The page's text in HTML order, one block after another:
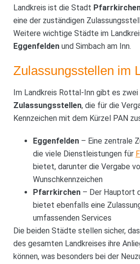
Landkreis ist die Stadt
eine der zuständigen
Weitere wichtige Städte im
Eggenfeldenund Simbach am Inn.
Zulassungsstellen im
Im Landkreis Rottal-Inn gibt es
Zulassungsstellen, die für die
Kennzeichen mit dem Kürzel PAN
Eggenfelden– Eine zentrale
die viele Dienstleistungen für
bietet, darunter die Vergabe
Wunschkennzeichen
Pfarrkirchen– Der Hauptort
bietet ebenfalls eine
umfassenden Services
Die beiden Städte stellen sicher,
des gesamten Landkreises ihre
können, was besonders bei der